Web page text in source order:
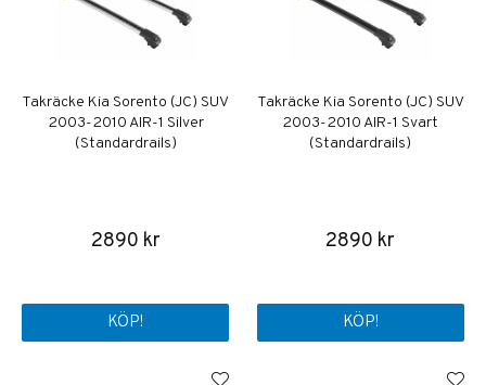
Takräcke Kia Sorento (JC) SUV
2003-2010 AIR-1 Silver
(Standardrails)
2890 kr
KÖP!
Takräcke Kia Sorento (JC) SUV
2003-2010 AIR-1 Svart
(Standardrails)
2890 kr
KÖP!